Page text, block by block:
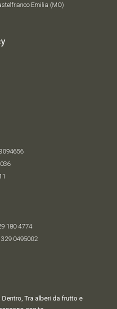
Emilia (MO)
4656
180 4774
0495002
Dentro, Tra alberi da frutto e